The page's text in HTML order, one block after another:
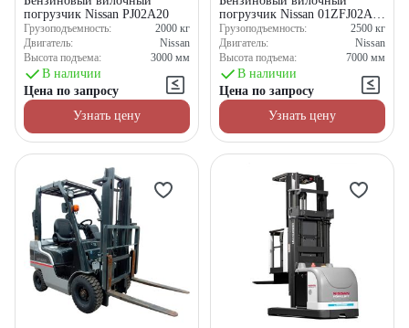
погрузчик Nissan PJ02A20
Грузоподъемность: 2000 кг
Двигатель:
Nissan
Высота подъема:
3000 мм
В наличии
Цена по запросу
Узнать цену
погрузчик Nissan 01ZFJ02A
M 25U
Грузоподъемность: 2500 кг
Двигатель:
Nissan
Высота подъема:
7000 мм
В наличии
Цена по запросу
Узнать цену